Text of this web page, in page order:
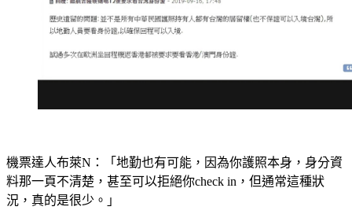
機票達人布萊N：「地勤也有可能，因為你護照本身，身分資
料那一頁不清楚，甚至可以拒絕你check in，但通常這種狀
況，真的是很少。」